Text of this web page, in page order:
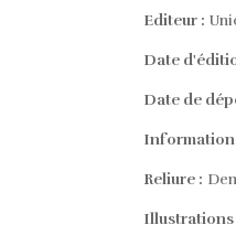
Editeur :
Date
Date de
Reliure :
Illustrations